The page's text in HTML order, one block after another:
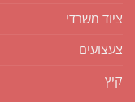
ציוד משרדי
צעצועים
קיץ